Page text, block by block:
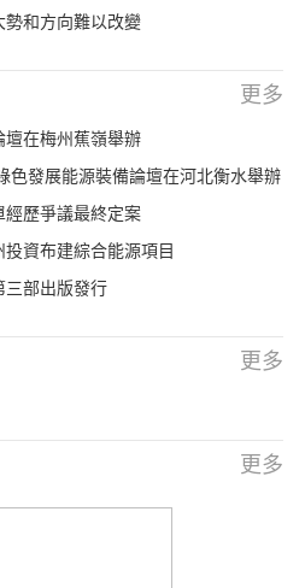
和方向難以改變
更多
在梅州蕉嶺舉辦
色發展能源裝備論壇在河北衡水舉辦
歷爭議最終定案
資布建綜合能源項目
三部出版發行
更多
更多